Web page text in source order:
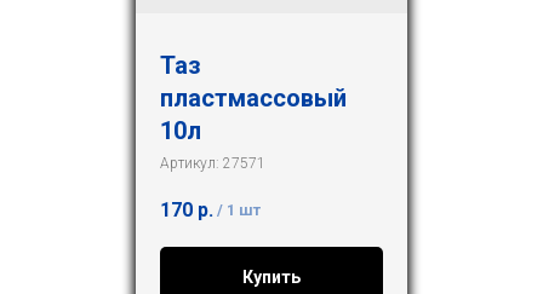
Таз
пластмассовый
10л
Артикул: 27571
170 р. / 1 шт
Купить